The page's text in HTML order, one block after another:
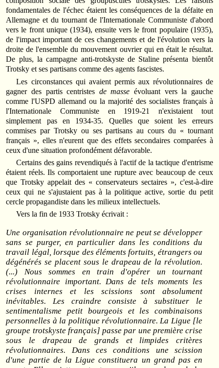
fondamentales de l'échec étaient les conséquences de la défaite en
Allemagne et du tournant de l'Internationale Communiste d'abord
vers le front unique (1934), ensuite vers le front populaire (1935),
de l'impact important de ces changements et de l'évolution vers la
droite de l'ensemble du mouvement ouvrier qui en était le résultat.
De plus, la campagne anti-trotskyste de Staline présenta bientôt
Trotsky et ses partisans comme des agents fascistes.
Les circonstances qui avaient permis aux révolutionnaires de
gagner des partis centristes de masse évoluant vers la gauche
comme l'USPD allemand ou la majorité des socialistes français à
l'Internationale Communiste en 1919-21 n'existaient tout
simplement pas en 1934-35. Quelles que soient les erreurs
commises par Trotsky ou ses partisans au cours du « tournant
français », elles n'eurent que des effets secondaires comparées à
ceux d'une situation profondément défavorable.
Certains des gains revendiqués à l'actif de la tactique d'entrisme
étaient réels. Ils comportaient une rupture avec beaucoup de ceux
que Trotsky appelait des « conservateurs sectaires », c'est-à-dire
ceux qui ne s'ajustaient pas à la politique active, sortie du petit
cercle propagandiste dans les milieux intellectuels.
Vers la fin de 1933 Trotsky écrivait :
Une organisation révolutionnaire ne peut se développer
sans se purger, en particulier dans les conditions du
travail légal, lorsque des éléments fortuits, étrangers ou
dégénérés se placent sous le drapeau de la révolution.
(...) Nous sommes en train d'opérer un tournant
révolutionnaire important. Dans de tels moments les
crises internes et les scissions sont absolument
inévitables. Les craindre consiste à substituer le
sentimentalisme petit bourgeois et les combinaisons
personnelles à la politique révolutionnaire. La Ligue [le
groupe trotskyste français] passe par une première crise
sous le drapeau de grands et limpides critères
révolutionnaires. Dans ces conditions une scission
d'une partie de la Ligue constituera un grand pas en